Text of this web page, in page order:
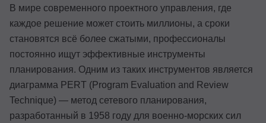
В мире современного проектного управления, где
каждое решение может стоить миллионы, а сроки
становятся всё более сжатыми, профессионалы
постоянно ищут эффективные инструменты
планирования. Одним из таких инструментов является
диаграмма PERT (Program Evaluation and Review
Technique) — метод сетевого планирования,
разработанный в 1958 году для военно-морских сил
Маркетинг
Аналитика
Менеджмент
Иностранные языки